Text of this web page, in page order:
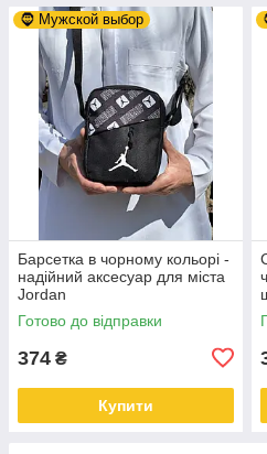
🧔 Мужской выбор
Барсетка в чорному кольорі -
надійний аксесуар для міста
Jordan
Готово до відправки
374 ₴
Купити